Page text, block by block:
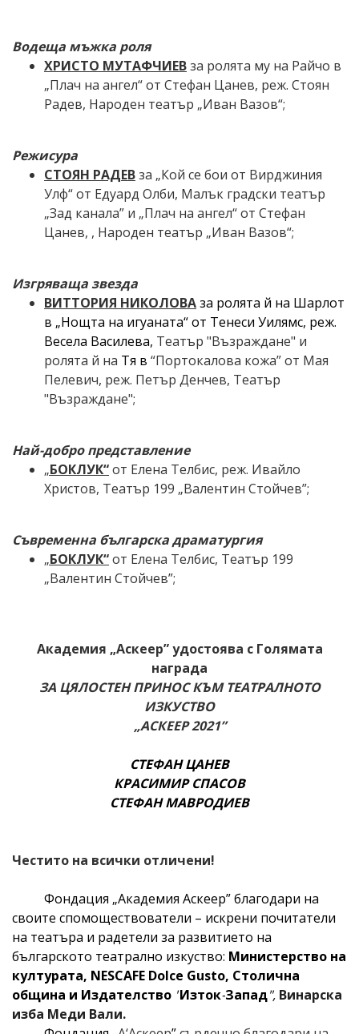
Водеща мъжка роля
ХРИСТО МУТАФЧИЕВза ролята му на Райчо в
„Плач на ангел“ от Стефан Цанев, реж. Стоян
Радев, Народен театър „Иван Вазов“;
Режисура
СТОЯН РАДЕВза „Кой се бои от Вирджиния
Улф“ от Едуард Олби, Малък градски театър
„Зад канала” и „Плач на ангел“ от Стефан
Цанев, , Народен театър „Иван Вазов“;
Изгряваща звезда
ВИТТОРИЯ НИКОЛОВАза ролята й на Шарлот
в „Нощта на игуаната“ от Тенеси Уилямс, реж.
Весела Василева, Театър "Възраждане" и
ролята й на Тя в “Портокалова кожа”от Мая
Пелевич, реж. Петър Денчев, Театър
"Възраждане";
Най-добро представление
„БОКЛУК“от Елена Телбис, реж. Ивайло
Христов, Театър 199 „Валентин Стойчев”;
Съвременна българска драматургия
„БОКЛУК“от Елена Телбис, Театър 199
„Валентин Стойчев”;
Академия „Аскеер” удостоява с Голямата
награда
ЗА ЦЯЛОСТЕН ПРИНОС КЪМ ТЕАТРАЛНОТО
ИЗКУСТВО
„АСКЕЕР 2021”
СТЕФАН ЦАНЕВ
КРАСИМИР СПАСОВ
СТЕФАН МАВРОДИЕВ
Честито на всички отличени!
Фондация „Академия Аскеер”благодари на
своите спомоществователи – искрени почитатели
на театъра и радетели за развитието на
българското театрално изкуство: Министерство на
културата, NESCAFE Dolce Gusto, Столична
община и Издателство "Изток-Запад", Винарска
изба Меди Вали.